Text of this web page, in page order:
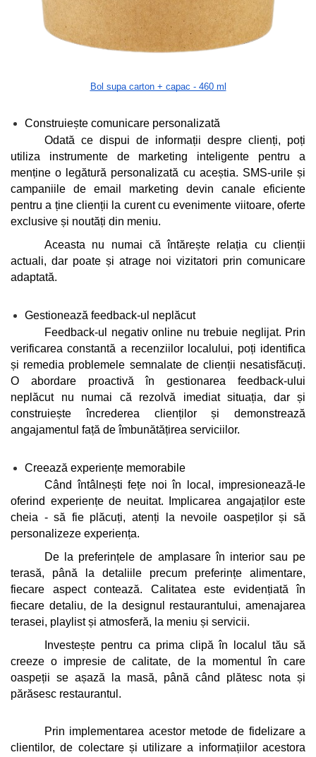
Bol supa carton + capac - 460 ml
Construiește comunicare personalizată
Odată ce dispui de informații despre clienți, poți
utiliza instrumente de marketing inteligente pentru a
menține o legătură personalizată cu aceștia. SMS-urile și
campaniile de email marketing devin canale eficiente
pentru a ține clienții la curent cu evenimente viitoare, oferte
exclusive și noutăți din meniu.
Aceasta nu numai că întărește relația cu clienții
actuali, dar poate și atrage noi vizitatori prin comunicare
adaptată.
Gestionează feedback-ul neplăcut
Feedback-ul negativ online nu trebuie neglijat. Prin
verificarea constantă a recenziilor localului, poți identifica
și remedia problemele semnalate de clienții nesatisfăcuți.
O abordare proactivă în gestionarea feedback-ului
neplăcut nu numai că rezolvă imediat situația, dar și
construiește încrederea clienților și demonstrează
angajamentul față de îmbunătățirea serviciilor.
Creează experiențe memorabile
Când întâlnești fețe noi în local, impresionează-le
oferind experiențe de neuitat. Implicarea angajaților este
cheia - să fie plăcuți, atenți la nevoile oaspeților și să
personalizeze experiența.
De la preferințele de amplasare în interior sau pe
terasă, până la detaliile precum preferințe alimentare,
fiecare aspect contează. Calitatea este evidențiată în
fiecare detaliu, de la designul restaurantului, amenajarea
terasei, playlist și atmosferă, la meniu și servicii.
Investește pentru ca prima clipă în localul tău să
creeze o impresie de calitate, de la momentul în care
oaspeții se așază la masă, până când plătesc nota și
părăsesc restaurantul.
Prin implementarea acestor metode de fidelizare a
clientilor, de colectare și utilizare a informațiilor acestora